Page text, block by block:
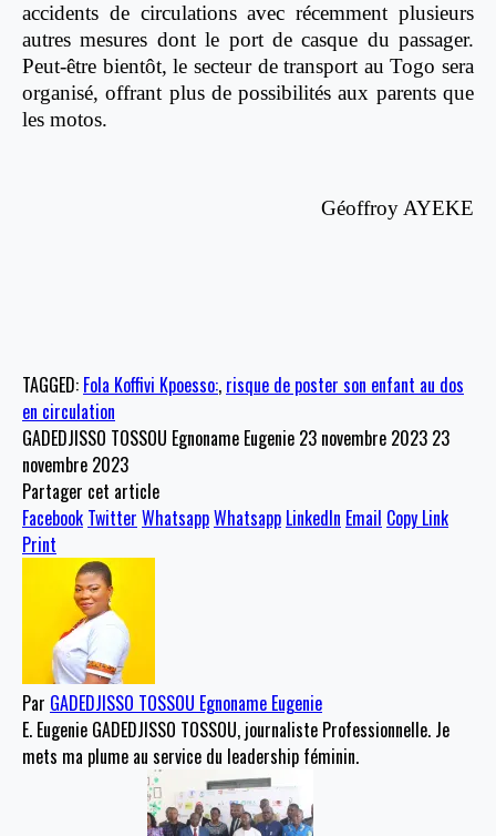
accidents de circulations avec récemment plusieurs
autres mesures dont le port de casque du passager.
Peut-être bientôt, le secteur de transport au Togo sera
organisé, offrant plus de possibilités aux parents que
les motos.
Géoffroy AYEKE
TAGGED: Fola Koffivi Kpoesso:, risque de poster son enfant au dos
en circulation
GADEDJISSO TOSSOU Egnoname Eugenie 23 novembre 2023 23
novembre 2023
Partager cet article
Facebook Twitter WhatsappWhatsapp LinkedIn Email Copy Link
Print
Par GADEDJISSO TOSSOU Egnoname Eugenie
E. Eugenie GADEDJISSO TOSSOU, journaliste Professionnelle. Je
mets ma plume au service du leadership féminin.